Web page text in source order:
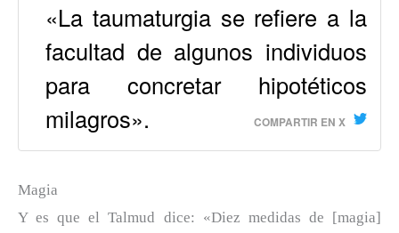
«La taumaturgia se refiere a la
facultad de algunos individuos
para concretar hipotéticos
milagros».
COMPARTIR EN X
Magia
Y es que el Talmud dice: «Diez medidas de [magia]